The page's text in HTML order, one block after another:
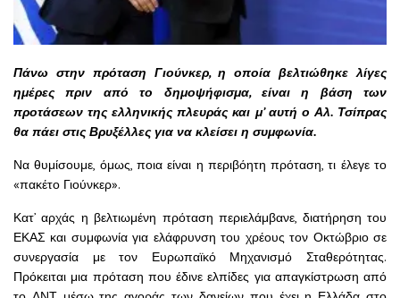
Πάνω στην πρόταση Γιούνκερ, η οποία βελτιώθηκε λίγες
ημέρες πριν από το δημοψήφισμα, είναι η βάση των
προτάσεων της ελληνικής πλευράς και μ’ αυτή ο Αλ. Τσίπρας
θα πάει στις Βρυξέλλες για να κλείσει η συμφωνία.
Να θυμίσουμε, όμως, ποια είναι η περιβόητη πρόταση, τι έλεγε το
«πακέτο Γιούνκερ».
Κατ’ αρχάς η βελτιωμένη πρόταση περιελάμβανε, διατήρηση του
ΕΚΑΣ και συμφωνία για ελάφρυνση του χρέους τον Οκτώβριο σε
συνεργασία με τον Ευρωπαϊκό Μηχανισμό Σταθερότητας.
Πρόκειται μια πρόταση που έδινε ελπίδες για απαγκίστρωση από